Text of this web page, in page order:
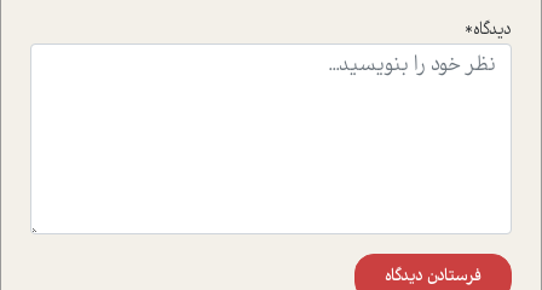
موثرترین راهکارهای استفاده از هوش مصنوعی در حوزه های
دیدگاه*
فرستادن دیدگاه